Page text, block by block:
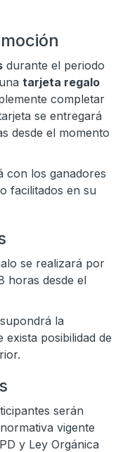
durante el periodo
tarjeta regalo
completar
se entregará
desde el momento
con los ganadores
facilitados en su
se realizará por
horas desde el
la
exista posibilidad de
serán
vigente
y Ley Orgánica